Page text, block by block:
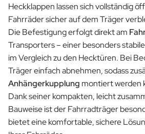
Heckklappen lassen sich vollständig
Fahrräder sicher auf dem Träger
Die Befestigung erfolgt direkt am
Transporters – einer besonders
im Vergleich zu den Hecktüren. Bei
Träger einfach abnehmen, sodass
Anhängerkupplung montiert werden
Dank seiner kompakten, leicht
Bauweise ist der Fahrradträger
bietet eine komfortable, sichere